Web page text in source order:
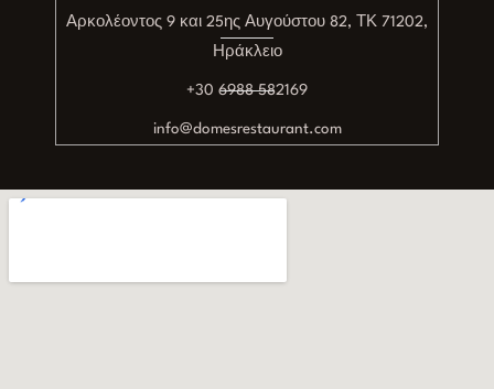
Αρκολέοντος 9 και 25ης Αυγούστου 82, ΤΚ 71202,
Ηράκλειο
+30 6988 582169
info@domesrestaurant.com